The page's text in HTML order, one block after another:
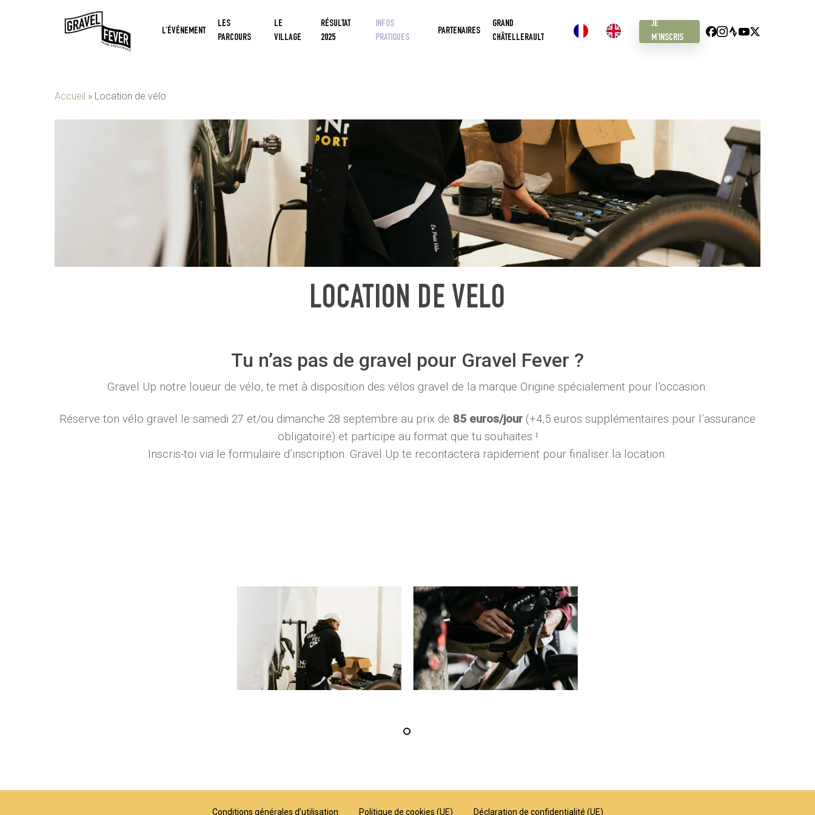
L’ÉVÉNEMENT
LES
PARCOURS
LE
VILLAGE
RÉSULTAT
2025
INFOS
PRATIQUES
PARTENAIRES
GRAND
CHÂTELLERAULT
JE
M’INSCRIS
FACEBOOK
INSTAGRAM
STRAVAYOUTUBE
X
Accueil » Location de vélo
LOCATION DE VELO
Tu n’as pas de gravel pour Gravel Fever ?
Gravel Up notre loueur de vélo, te met à disposition des vélos gravel de la marque Origine spécialement pour l’occasion.
Réserve ton vélo gravel le samedi 27 et/ou dimanche 28 septembre au prix de 85 euros/jour (+4,5 euros supplémentaires pour l’assurance
obligatoire) et participe au format que tu souhaites !
Inscris-toi via le formulaire d’inscription. Gravel Up te recontactera rapidement pour finaliser la location.
Conditions générales d’utilisation Politique de cookies (UE) Déclaration de confidentialité (UE)